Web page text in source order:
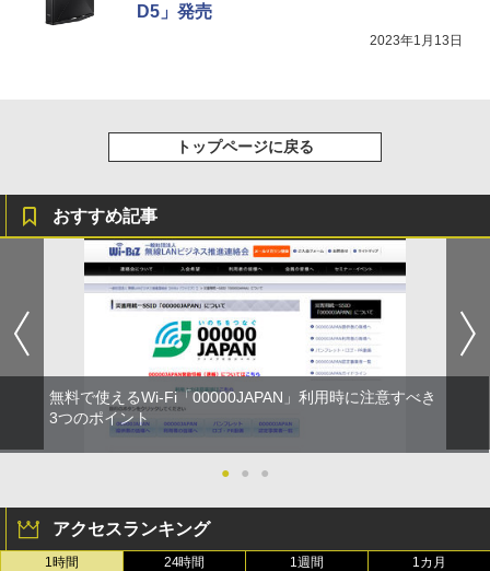
D5」発売
2023年1月13日
トップページに戻る
おすすめ記事
無料で使えるWi-Fi「00000JAPAN」利用時に注意すべき
3つのポイント
● ● ●
アクセスランキング
1時間 24時間 1週間 1カ月